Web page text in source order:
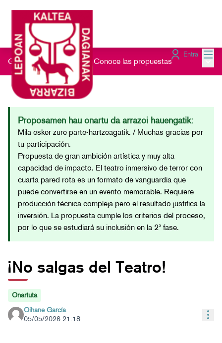
Entra
Gau Beltz Gaztea 2026/ Conoce las propuestas
Proposamen hau onartu da arrazoi hauengatik:
Mila esker zure parte-hartzeagatik. / Muchas gracias por
tu participación.
Propuesta de gran ambición artística y muy alta
capacidad de impacto. El teatro inmersivo de terror con
cuarta pared rota es un formato de vanguardia que
puede convertirse en un evento memorable. Requiere
producción técnica compleja pero el resultado justifica la
inversión. La propuesta cumple los criterios del proceso,
por lo que se estudiará su inclusión en la 2ª fase.
¡No salgas del Teatro!
Onartuta
Oihane García
05/05/2026 21:18